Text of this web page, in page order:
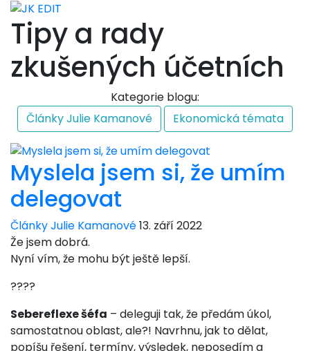
Tipy a rady
zkušených účetních
Kategorie blogu:
Články Julie Kamanové
Ekonomická témata
Myslela jsem si, že umím
delegovat
Články Julie Kamanové13. září 2022
Že jsem dobrá.
Nyní vím, že mohu být ještě lepší.
????
Sebereflexe šéfa – deleguji tak, že předám úkol,
samostatnou oblast, ale?! Navrhnu, jak to dělat,
popíšu řešení, termíny, výsledek, neposedím a